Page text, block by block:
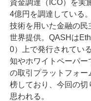
資金調達（ICO）を実
4億円を調達している
技術を用いた金融の
世界提供。QASHは
0）上で発行されてい
知やホワイトペーパー
の取引プラットフォー
榜しており、今回の切
思われる。